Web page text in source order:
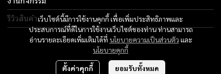
เว็บไซต์นี้มีการใช้งานคุกกี้ เพื่อเพิ่มประสิทธิภาพและ
ประสบการณ์ที่ดีในการใช้งานเว็บไซต์ของท่าน ท่านสามารถ
อ่านรายละเอียดเพิ่มเติมได้ที่ นโยบายความเป็นส่วนตัว และ
นโยบายคุกกี้
ตั้งค่าคุกกี้ ยอมรับทั้งหมด
รีวิวสินค้า
Tel: 012 345 67890 Email: mail@yourdomain.com